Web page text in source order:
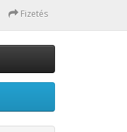
Fizetés